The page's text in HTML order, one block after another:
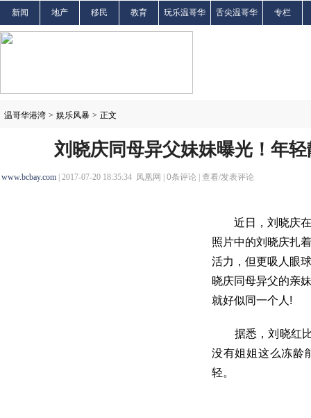
新闻 地产 移民 教育 玩乐温哥华 舌尖温哥华 专栏
温哥华港湾 > 娱乐风暴 > 正文
刘晓庆同母异父妹妹曝光！年
www.bcbay.com | 2017-07-20 18:35:34 凤凰网 | 0条评论 | 查看/发表评论
近日，刘晓庆在
照片中的刘晓庆扎
活力，但更吸人眼
晓庆同母异父的亲
就好似同一个人!
据悉，刘晓红比
没有姐姐这么冻龄
轻。